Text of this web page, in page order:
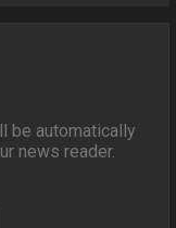
be automatically
news reader.